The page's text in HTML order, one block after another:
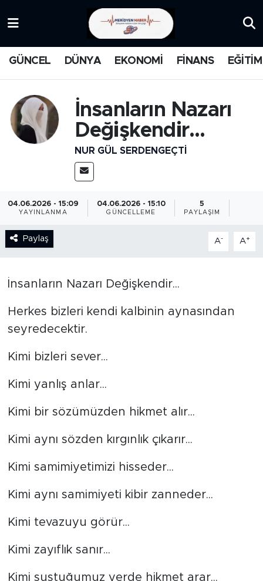
GÜNCEL DÜNYA EKONOMİ FİNANS EĞİTİM
İnsanların Nazarı
Değişkendir...
NUR GÜL SERDENGEÇTI
04.06.2026 - 15:09
YAYINLANMA
04.06.2026 - 15:10
GÜNCELLEME
5
PAYLAŞIM
Paylaş A- A+
İnsanların Nazarı Değişkendir...
Herkes bizleri kendi kalbinin aynasından
seyredecektir.
Kimi bizleri sever...
Kimi yanlış anlar...
Kimi bir sözümüzden hikmet alır...
Kimi aynı sözden kırgınlık çıkarır...
Kimi samimiyetimizi hisseder...
Kimi aynı samimiyeti kibir zanneder...
Kimi tevazuyu görür...
Kimi zayıflık sanır...
Kimi sustuğumuz yerde hikmet arar...
MANŞET
MEDYA
BİLİM-TEKNOLOJİ
RÖPÖRTAJ
YAZARLAR
DİNİ
POLİTİKA
EKONOMİ
SPOR
İstanbul Namaz Vakitleri
Trafik Durumu
Süper Lig Puan Durumu ve Fikstür